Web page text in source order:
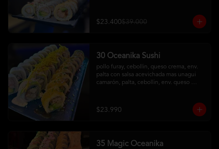
salsa acevichada
$23.400$39.000
30 Oceanika Sushi
pollo furay, cebollin, queso crema, env.
palta con salsa acevichada mas unagui
camarón, palta, cebollin, env. queso
con salsa maracuya
$23.990
35 Magic Oceanika